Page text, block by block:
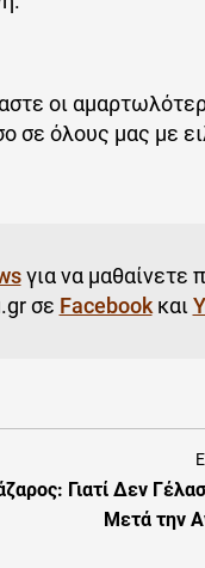
οι
σε όλους μας με
για να μαθαίνετε
σε Facebookκαι
Γιατί Δεν
Μετά την